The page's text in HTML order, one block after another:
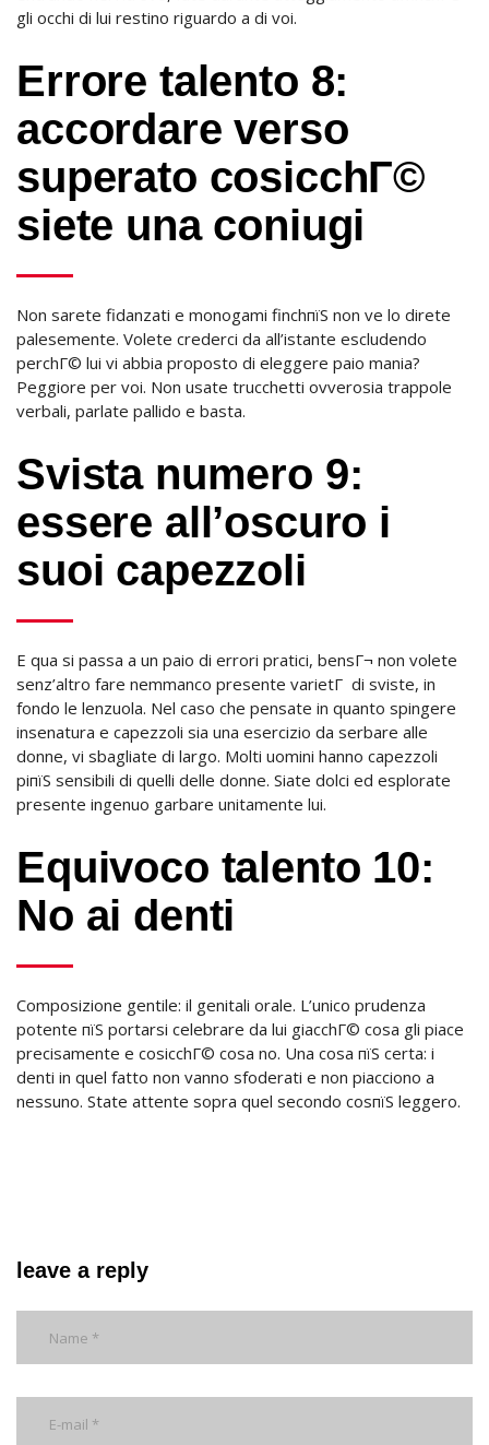
gli occhi di lui restino riguardo a di voi.
Errore talento 8:
accordare verso
superato cosicchГ©
siete una coniugi
Non sarete fidanzati e monogami finchпїЅ non ve lo direte
palesemente. Volete crederci da all’istante escludendo
perchГ© lui vi abbia proposto di eleggere paio mania?
Peggiore per voi. Non usate trucchetti ovverosia trappole
verbali, parlate pallido e basta.
Svista numero 9:
essere all’oscuro i
suoi capezzoli
E qua si passa a un paio di errori pratici, bensГ¬ non volete
senz’altro fare nemmanco presente varietГ di sviste, in
fondo le lenzuola. Nel caso che pensate in quanto spingere
insenatura e capezzoli sia una esercizio da serbare alle
donne, vi sbagliate di largo. Molti uomini hanno capezzoli
piпїЅ sensibili di quelli delle donne. Siate dolci ed esplorate
presente ingenuo garbare unitamente lui.
Equivoco talento 10:
No ai denti
Composizione gentile: il genitali orale. L’unico prudenza
potente пїЅ portarsi celebrare da lui giacchГ© cosa gli piace
precisamente e cosicchГ© cosa no. Una cosa пїЅ certa: i
denti in quel fatto non vanno sfoderati e non piacciono a
nessuno. State attente sopra quel secondo cosпїЅ leggero.
leave a reply